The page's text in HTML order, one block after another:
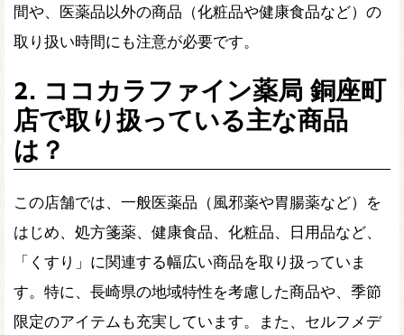
間や、医薬品以外の商品（化粧品や健康食品など）の
取り扱い時間にも注意が必要です。
2. ココカラファイン薬局 銅座町
店で取り扱っている主な商品
は？
この店舗では、一般医薬品（風邪薬や胃腸薬など）を
はじめ、処方箋薬、健康食品、化粧品、日用品など、
「くすり」に関連する幅広い商品を取り扱っていま
す。特に、長崎県の地域特性を考慮した商品や、季節
限定のアイテムも充実しています。また、セルフメデ